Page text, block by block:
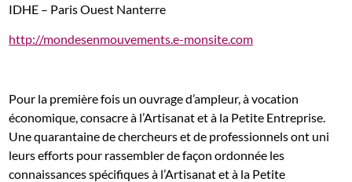
IDHE – Paris Ouest Nanterre
http://mondesenmouvements.e-monsite.com
Pour la première fois un ouvrage d’ampleur, à vocation
économique, consacre à l’Artisanat et à la Petite Entreprise.
Une quarantaine de chercheurs et de professionnels ont uni
leurs efforts pour rassembler de façon ordonnée les
connaissances spécifiques à l’Artisanat et à la Petite